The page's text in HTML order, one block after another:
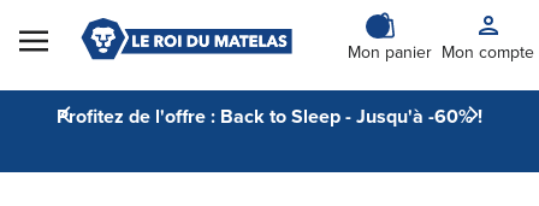
Skip to Content
Mon panier Mon compte
Profitez de l'offre : Back to Sleep - Jusqu'à -60% !